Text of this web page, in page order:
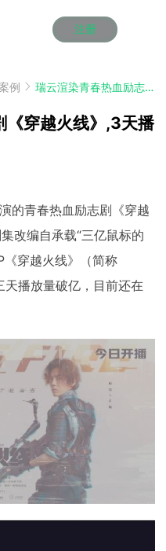
注册
例 瑞云渲染青春热血励志剧《穿越火线》,3天播放量破亿
《穿越火线》,3天播
的青春热血励志剧《穿越
改编自承载“三亿鼠标的
《穿越火线》（简称
播放量破亿，目前还在